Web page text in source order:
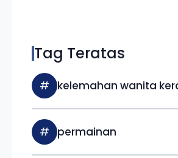
Tag Teratas
# kelemahan wanita
# permainan